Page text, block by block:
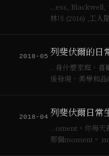
…ess, Blackwell, pp348-53
林川 (2016) ,工人
2018-05
…身什麼家庭，喜
後發現，美學和
階級養成過程的一
2018-04
…oment。你每天
那個moment。 moment哪時候纔會更容易出現呢？譬如說工